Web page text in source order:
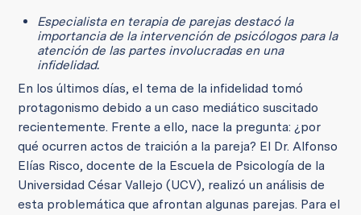
Especialista en terapia de parejas destacó la
importancia de la intervención de psicólogos para la
atención de las partes involucradas en una
infidelidad.
En los últimos días, el tema de la infidelidad tomó
protagonismo debido a un caso mediático suscitado
recientemente. Frente a ello, nace la pregunta: ¿por
qué ocurren actos de traición a la pareja? El Dr. Alfonso
Elías Risco, docente de la Escuela de Psicología de la
Universidad César Vallejo (UCV), realizó un análisis de
esta problemática que afrontan algunas parejas. Para el